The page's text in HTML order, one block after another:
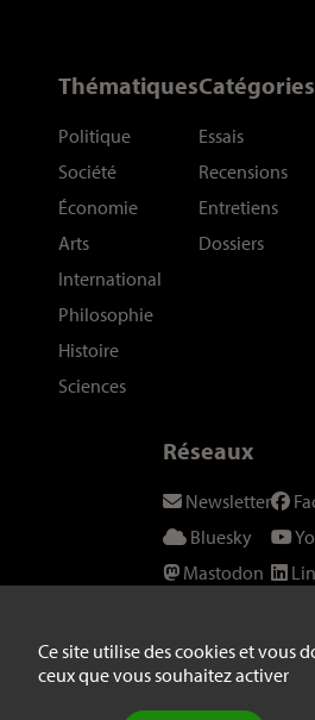
Ce site utilise des cookies et vous
ceux que vous souhaitez activer
Thématiques
Politique
Société
Économie
Arts
International
Philosophie
Histoire
Sciences
Catégories
Essais
Recensions
Entretiens
Dossiers
Réseaux
Newsletter
Bluesky
Mastodon
Instagram
Twitter/X
Fil